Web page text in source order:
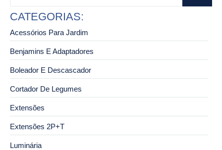
CATEGORIAS:
Acessórios Para Jardim
Benjamins E Adaptadores
Boleador E Descascador
Cortador De Legumes
Extensões
Extensões 2P+T
Luminária